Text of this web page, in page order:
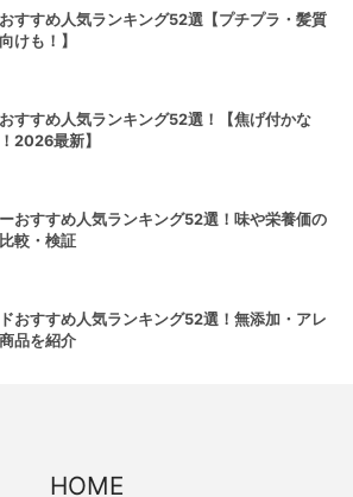
すすめ人気ランキング52選【プチプラ・髪質
けも！】
すすめ人気ランキング52選！【焦げ付かな
2026最新】
おすすめ人気ランキング52選！味や栄養価の
較・検証
おすすめ人気ランキング52選！無添加・アレ
品を紹介
HOME